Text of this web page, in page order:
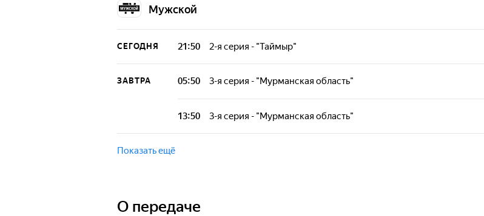
Мужской
СЕГОДНЯ 21:50 2-я серия - "Таймыр"
Документальный фильм на нашем телеканале.
ЗАВТРА
05:50 3-я серия - "Мурманская область"
Документальный фильм на нашем телеканале.
13:50 3-я серия - "Мурманская область"
Документальный фильм на нашем телеканале.
Показать ещё
О передаче